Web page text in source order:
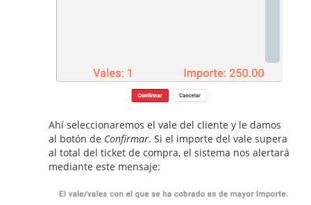
Ahí seleccionaremos el vale del cliente y le damos
al botón de Confirmar. Si el importe del vale supera
al total del ticket de compra, el sistema nos alertará
mediante este mensaje: